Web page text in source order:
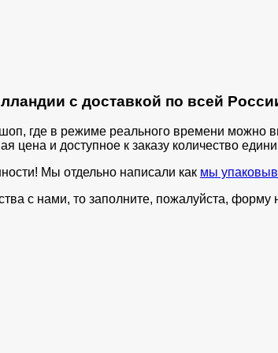
с доставкой по всей
где в режиме реального времени
цена и доступное к заказу количество
Мы отдельно написали как мы
с нами, то заполните, пожалуйста, форму